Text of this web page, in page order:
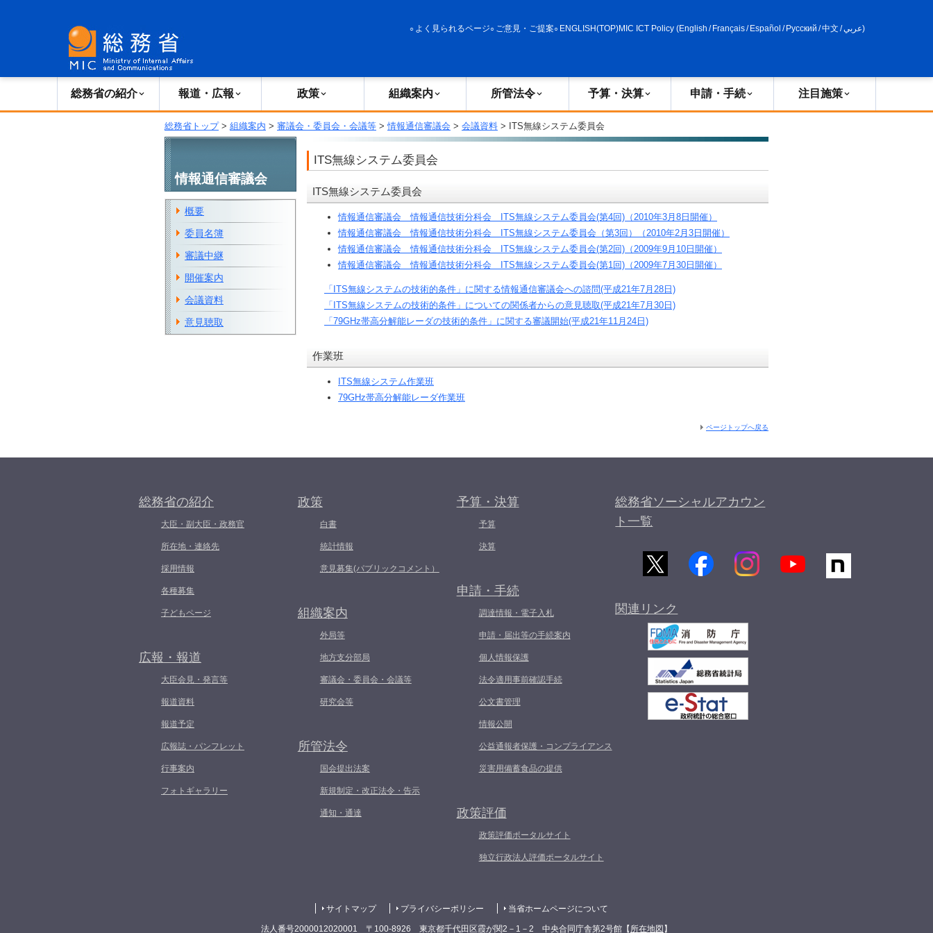
よく見られるページ ご意見・ご提案 ENGLISH(TOP)MIC ICT Policy (English / Français/ Español / Русский /中文 /عربي)
総務省の紹介 報道・広報 政策 組織案内 所管法令 予算・決算 申請・手続 注目施策
総務省トップ> 組織案内 > 審議会・委員会・会議等 >情報通信審議会 > 会議資料 > ITS無線システム委員会
ITS無線システム委員会
ITS無線システム委員会
情報通信審議会 情報通信技術分科会 ITS無線システム委員会(第4回)（2010年3月8日開催）
情報通信審議会 情報通信技術分科会 ITS無線システム委員会（第3回）（2010年2月3日開催）
情報通信審議会 情報通信技術分科会 ITS無線システム委員会(第2回)（2009年9月10日開催）
情報通信審議会 情報通信技術分科会 ITS無線システム委員会(第1回)（2009年7月30日開催）
「ITS無線システムの技術的条件」に関する情報通信審議会への諮問(平成21年7月28日)
「ITS無線システムの技術的条件」についての関係者からの意見聴取(平成21年7月30日)
「79GHz帯高分解能レーダの技術的条件」に関する審議開始(平成21年11月24日)
作業班
ITS無線システム作業班
79GHz帯高分解能レーダ作業班
ページトップへ戻る
情報通信審議会
概要
委員名簿
審議中継
開催案内
会議資料
意見聴取
総務省の紹介
大臣・副大臣・政務官
所在地・連絡先
採用情報
各種募集
子どもページ
広報・報道
大臣会見・発言等
報道資料
報道予定
広報誌・パンフレット
行事案内
フォトギャラリー
政策
白書
統計情報
意見募集(パブリックコメント）
組織案内
外局等
地方支分部局
審議会・委員会・会議等
研究会等
所管法令
国会提出法案
新規制定・改正法令・告示
通知・通達
予算・決算
予算
決算
申請・手続
調達情報・電子入札
申請・届出等の手続案内
個人情報保護
法令適用事前確認手続
公文書管理
情報公開
公益通報者保護・コンプライアンス
災害用備蓄食品の提供
政策評価
政策評価ポータルサイト
独立行政法人評価ポータルサイト
総務省ソーシャルアカウン
ト一覧
関連リンク
サイトマップ プライバシーポリシー 当省ホームページについて
法人番号2000012020001 〒100-8926 東京都千代田区霞が関2－1－2 中央合同庁舎第2号館【 所在地図 】